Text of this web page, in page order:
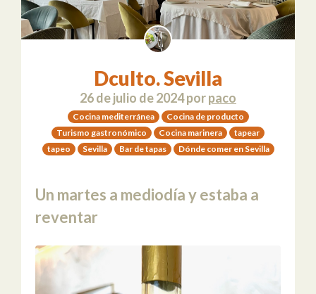
Dculto. Sevilla
26 de julio de 2024porpaco
Cocina mediterránea
Cocina de producto
Turismo gastronómico
Cocina marinera
tapear
tapeo
Sevilla Bar de tapas Dónde comer en Sevilla
Un martes a mediodía y estaba a
reventar